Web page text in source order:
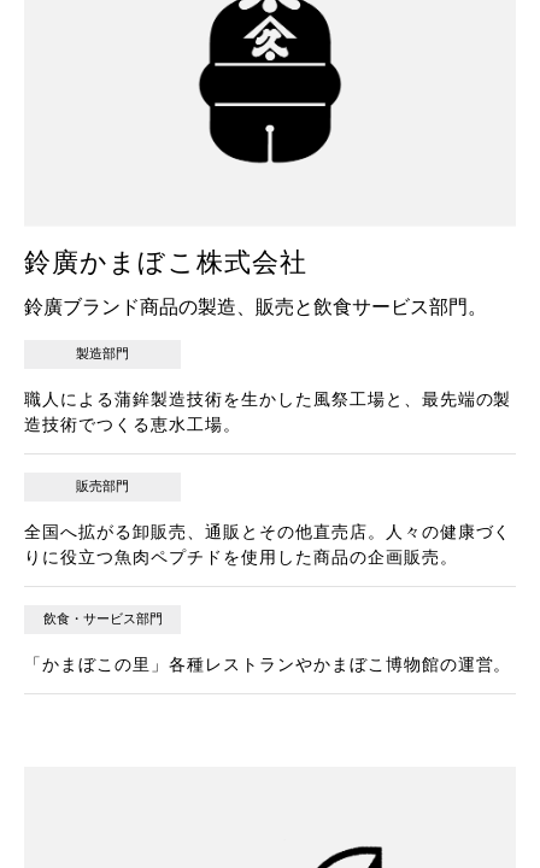
鈴廣かまぼこ株式会社
鈴廣ブランド商品の製造、販売と飲食サービス部門。
製造部門
職人による蒲鉾製造技術を生かした風祭工場と、最先端の製
造技術でつくる恵水工場。
販売部門
全国へ拡がる卸販売、通販とその他直売店。人々の健康づく
りに役立つ魚肉ペプチドを使用した商品の企画販売。
飲食・サービス部門
「かまぼこの里」各種レストランやかまぼこ博物館の運営。